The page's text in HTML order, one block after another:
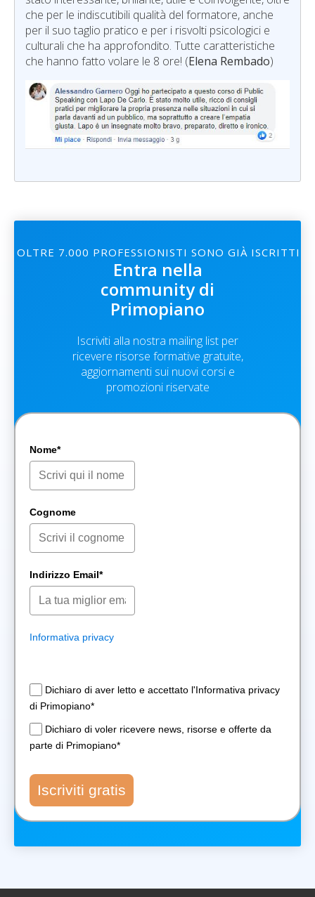
che per le indiscutibili qualità del formatore, anche
per il suo taglio pratico e per i risvolti psicologici e
culturali che ha approfondito. Tutte caratteristiche
che hanno fatto volare le 8 ore! (Elena Rembado)
OLTRE 7.000 PROFESSIONISTI SONO GIÀ ISCRITTI
Entra nella
community di
Primopiano
Iscriviti alla nostra mailing list per
ricevere risorse formative gratuite,
aggiornamenti sui nuovi corsi e
promozioni riservate
Nome*
Cognome
Indirizzo Email*
Informativa privacy
Dichiaro di aver letto e accettato l'Informativa privacy
di Primopiano*
Dichiaro di voler ricevere news, risorse e offerte da
parte di Primopiano*
Iscriviti gratis